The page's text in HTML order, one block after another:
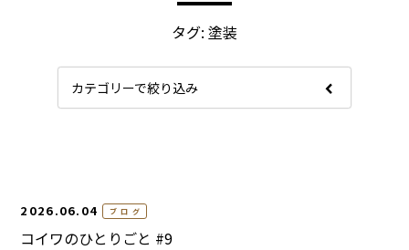
タグ: 塗装
カテゴリーで絞り込み
2026.06.04 ブログ
コイワのひとりごと #9